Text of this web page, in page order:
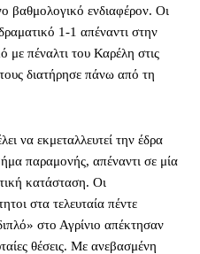
βαθμολογικό ενδιαφέρον. Οι
1-1 απέναντι στην
πέναλτι του Καρέλη στις
διατήρησε πάνω από τη
να εκμεταλλευτεί την έδρα
παραμονής, απέναντι σε μία
κατάσταση. Οι
στα τελευταία πέντε
στο Αγρίνιο απέκτησαν
θέσεις. Με ανεβασμένη